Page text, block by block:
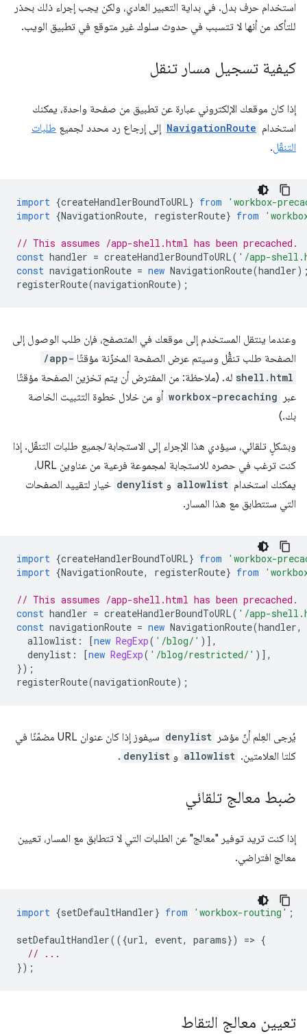
استخدام حرف بدل. في بداية التعبير العادي، ولكن يجب إجراء ذلك بحذر
للتأكد من أنها لا تتسبب في حدوث سلوك غير متوقع في تطبيق الويب.
كيفية تسجيل مسار تنقل
إذا كان موقعك الإلكتروني عبارة عن تطبيق من صفحة واحدة، يمكنك
استخدام NavigationRoute إلى إرجاع رد محدد لجميع طلبات
التنقّل.
import {createHandlerBoundToURL} from
'workbox-
import {NavigationRoute, registerRoute} from
// This assumes /app-shell.html has been precached.
const handler = createHandlerBoundToURL( '/app-
const navigationRoute = new NavigationRoute(handler
registerRoute(navigationRoute);
وعندما ينتقل المستخدم إلى موقعك في المتصفح، فإن طلب الوصول إلى
الصفحة طلب تنقُّل وسيتم عرض الصفحة المخزّنة مؤقتًا /app-
shell.html له. (ملاحظة: من المفترض أن يتم تخزين الصفحة مؤقتًا
عبر
workbox-precaching أو من خلال خطوة التثبيت الخاصة
بك.)
وبشكلٍ تلقائي، سيؤدي هذا الإجراء إلى الاستجابةلجميع طلبات التنقّل. إذا
كنت ترغب في حصره للاستجابة لمجموعة فرعية من عناوين URL،
يمكنك استخدام allowlist و denylist خيار لتقييد الصفحات
التي ستتطابق مع هذا المسار.
import {createHandlerBoundToURL} from
'workbox-
import {NavigationRoute, registerRoute} from
// This assumes /app-shell.html has been precached.
const handler = createHandlerBoundToURL( '/app-
const navigationRoute = new NavigationRoute(handler,
allowlist : [new RegExp( '/blog/' )],
denylist : [new RegExp( '/blog/restricted/' )],
});
registerRoute(navigationRoute);
يُرجى العِلم أنّ مؤشر denylist
سيفوز إذا كان عنوان URL مضمّنًا في
كلتا العلامتين. allowlist و denylist
.
ضبط معالج تلقائي
إذا كنت تريد توفير "معالج" عن الطلبات التي لا تتطابق مع المسار، تعيين
معالج افتراضي.
import {setDefaultHandler} from 'workbox-routing' ;
setDefaultHandler(({url, event, params}) => {
// ...
});
تعيين معالج التقاط